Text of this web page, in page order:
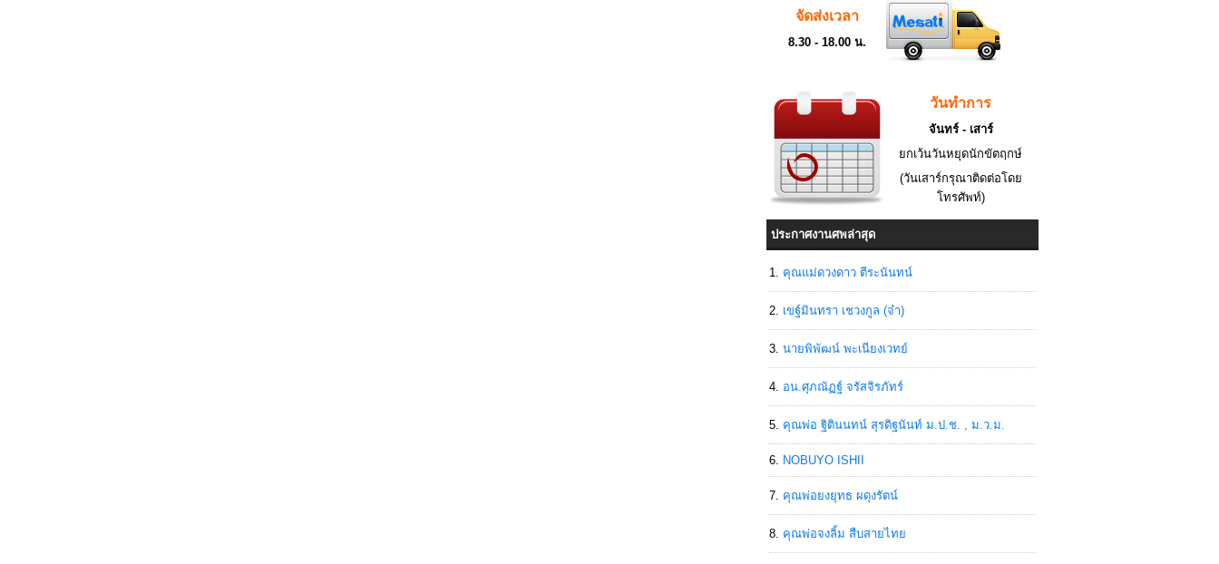
จัดส่งเวลา
8.30 - 18.00 น.
วันทำการ
จันทร์ - เสาร์
ยกเว้นวันหยุดนักขัตฤกษ์
(วันเสาร์กรุณาติดต่อโดย
โทรศัพท์)
ประกาศงานศพล่าสุด
คุณแม่ดวงดาว ตีระนันทน์
เขฐ์มินทรา เชวงกูล (จ๋า)
นายพิพัฒน์ พะเนียงเวทย์
อน.ศุภณัฏฐ์ จรัสจิรภัทร์
คุณพ่อ ฐิตินนทน์ สุรดิฐนันท์ ม.ป.ช. , ม.ว.ม.
NOBUYO ISHII
คุณพ่อยงยุทธ ผดุงรัตน์
คุณพ่อจงลิ้ม สืบสายไทย